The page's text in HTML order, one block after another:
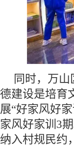
同时，万
德建设是培育
展“好家风好
家风好家训3
纳入村规民约